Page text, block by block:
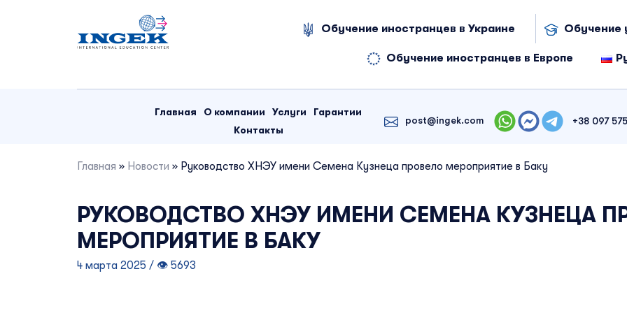
Обучение иностранцев в Украине Обучение
Обучение иностранцев в Европе
Главная О компании Услуги
Гарантии
Контакты
post@ingek.com +38 097
Главная » Новости » Руководство ХНЭУ имени Семена Кузнеца провело мероприятие в Баку
РУКОВОДСТВО ХНЭУ ИМЕНИ СЕМЕНА КУЗНЕЦА
МЕРОПРИЯТИЕ В БАКУ
4 марта 2025 / 👁 5693